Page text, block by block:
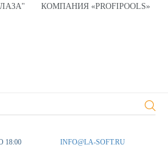
КОМПАНИЯ «PROFIPOOLS»
18:00 INFO@LA-SOFT.RU